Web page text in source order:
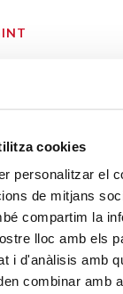
cookies
personalitzar el
de mitjans
compartim la
lloc amb els
i d'anàlisis amb
combinar amb
el «Qui és qui?,
durant el